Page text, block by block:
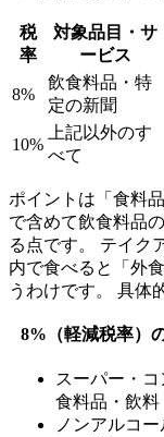
税
率
対象品目・サ
ービス
8%
飲食料品・特
定の新聞
10%
上記以外のす
べて
ポイントは「食料
で含めて飲食料品
る点です。 テイク
内で食べると「外
うわけです。 具体
8%（軽減税率）
スーパー・
食料品・飲料
ノンアルコ